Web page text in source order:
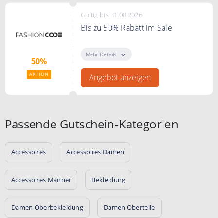
50%
AKTION
Gültig bis 31.08.2026
Bis zu 50% Rabatt im Sale
FASHIONCODE
Mehr Details
Angebot anzeigen
Passende Gutschein-Kategorien
Accessoires Accessoires Damen
Accessoires Männer Bekleidung
Damen Oberbekleidung Damen Oberteile